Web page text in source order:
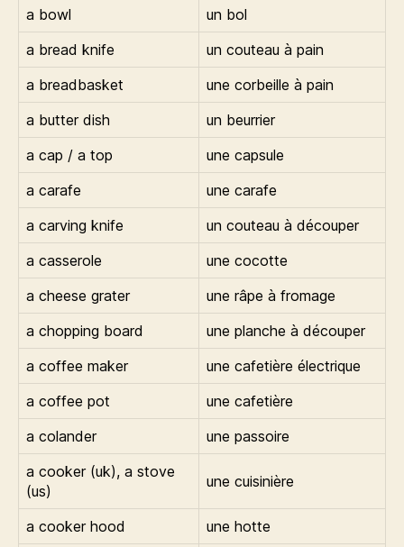
a bowl
un bol
a bread knife
un couteau à pain
a breadbasket
une corbeille à pain
a butter dish
un beurrier
a cap / a top
une capsule
a carafe
une carafe
a carving knife
un couteau à découper
a casserole
une cocotte
a cheese grater
une râpe à fromage
a chopping board
une planche à découper
a coffee maker
une cafetière électrique
a coffee pot
une cafetière
a colander
une passoire
a cooker (uk), a stove
(us)
une cuisinière
a cooker hood une hotte